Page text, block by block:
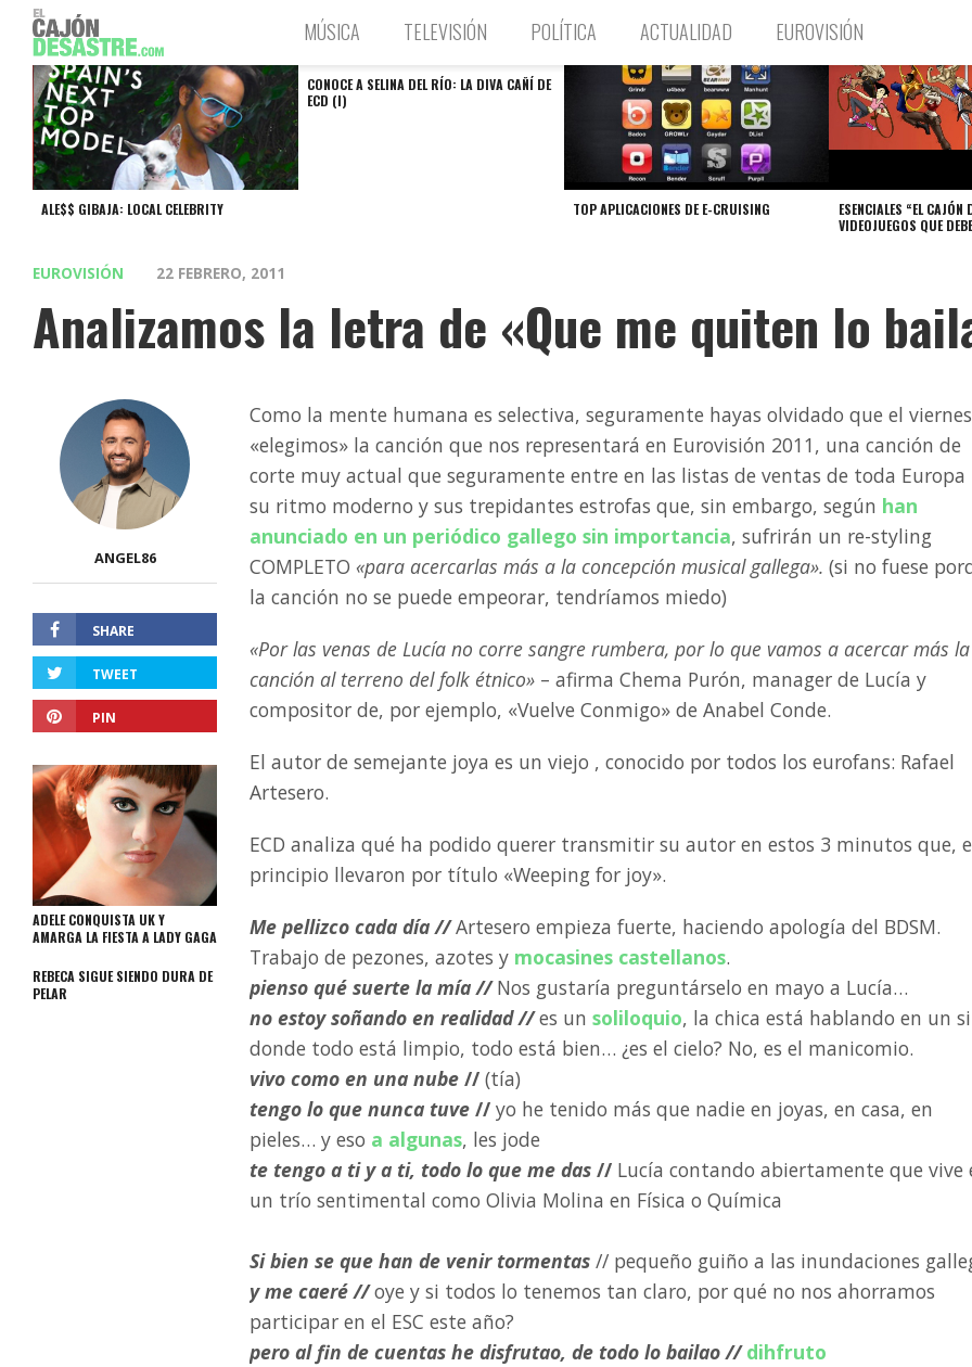
MÚSICA TELEVISIÓN POLÍTICA ACTUALIDAD EUROVISIÓN
ALE$$ GIBAJA: LOCAL CELEBRITY
CONOCE A SELINA DEL RÍO: LA DIVA CAÑÍ DE
ECD (I)
TOP APLICACIONES DE E-CRUISING
ESENCIALES “EL
VIDEOJUEGOS QUE
EUROVISIÓN 22 FEBRERO, 2011
Analizamos la letra de «Que me quiten lo
ANGEL86
SHARE
TWEET
PIN
ADELE CONQUISTA UK Y
AMARGA LA FIESTA A LADY GAGA
REBECA SIGUE SIENDO DURA DE
PELAR
Como la mente humana es selectiva, seguramente hayas olvidado que el viernes
«elegimos» la canción que nos representará en Eurovisión 2011, una canción de
corte muy actual que seguramente entre en las listas de ventas de toda Europa
su ritmo moderno y sus trepidantes estrofas que, sin embargo, según han
anunciado en un periódico gallego sin importancia, sufrirán un re-styling
COMPLETO «para acercarlas más a la concepción musical gallega». (si no fuese
la canción no se puede empeorar, tendríamos miedo)
«Por las venas de Lucía no corre sangre rumbera, por lo que vamos a acercar más la
canción al terreno del folk étnico» – afirma Chema Purón, manager de Lucía y
compositor de, por ejemplo, «Vuelve Conmigo» de Anabel Conde.
El autor de semejante joya es un viejo , conocido por todos los eurofans: Rafael
Artesero.
ECD analiza qué ha podido querer transmitir su autor en estos 3 minutos que,
principio llevaron por título «Weeping for joy».
Me pellizco cada día // Artesero empieza fuerte, haciendo apología del BDSM.
Trabajo de pezones, azotes y mocasines castellanos.
pienso qué suerte la mía // Nos gustaría preguntárselo en mayo a Lucía…
no estoy soñando en realidad //es un soliloquio, la chica está hablando en un
donde todo está limpio, todo está bien… ¿es el cielo? No, es el manicomio.
vivo como en una nube // (tía)
tengo lo que nunca tuve // yo he tenido más que nadie en joyas, en casa, en
pieles… y eso a algunas, les jode
te tengo a ti y a ti, todo lo que me das // Lucía contando abiertamente que vive
un trío sentimental como Olivia Molina en Física o Química
Si bien se que han de venir tormentas // pequeño guiño a las inundaciones
y me caeré //oye y si todos lo tenemos tan claro, por qué no nos ahorramos
participar en el ESC este año?
pero al fin de cuentas he disfrutao, de todo lo bailao //dihfruto